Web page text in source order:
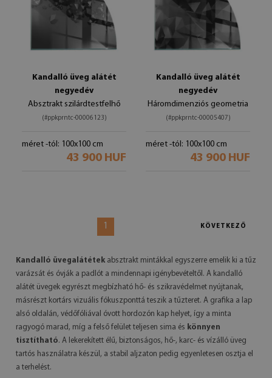
Kandalló üveg alátét
negyedév
Absztrakt szilárdtestfelhő
(#ppkprntc-00006123)
méret -tól: 100x100 cm
43 900 HUF
Kandalló üveg alátét
negyedév
Háromdimenziós geometria
(#ppkprntc-00005407)
méret -tól: 100x100 cm
43 900 HUF
1 KÖVETKEZŐ
Kandalló üvegalátétek absztrakt mintákkal egyszerre emelik ki a tűz
varázsát és óvják a padlót a mindennapi igénybevételtől. A kandalló
alátét üvegek egyrészt megbízható hő- és szikravédelmet nyújtanak,
másrészt kortárs vizuális fókuszponttá teszik a tűzteret. A grafika a lap
alsó oldalán, védőfóliával óvott hordozón kap helyet, így a minta
ragyogó marad, míg a felső felület teljesen sima és könnyen
tisztítható. A lekerekített élű, biztonságos, hő-, karc- és vízálló üveg
tartós használatra készül, a stabil aljzaton pedig egyenletesen osztja el
a terhelést.